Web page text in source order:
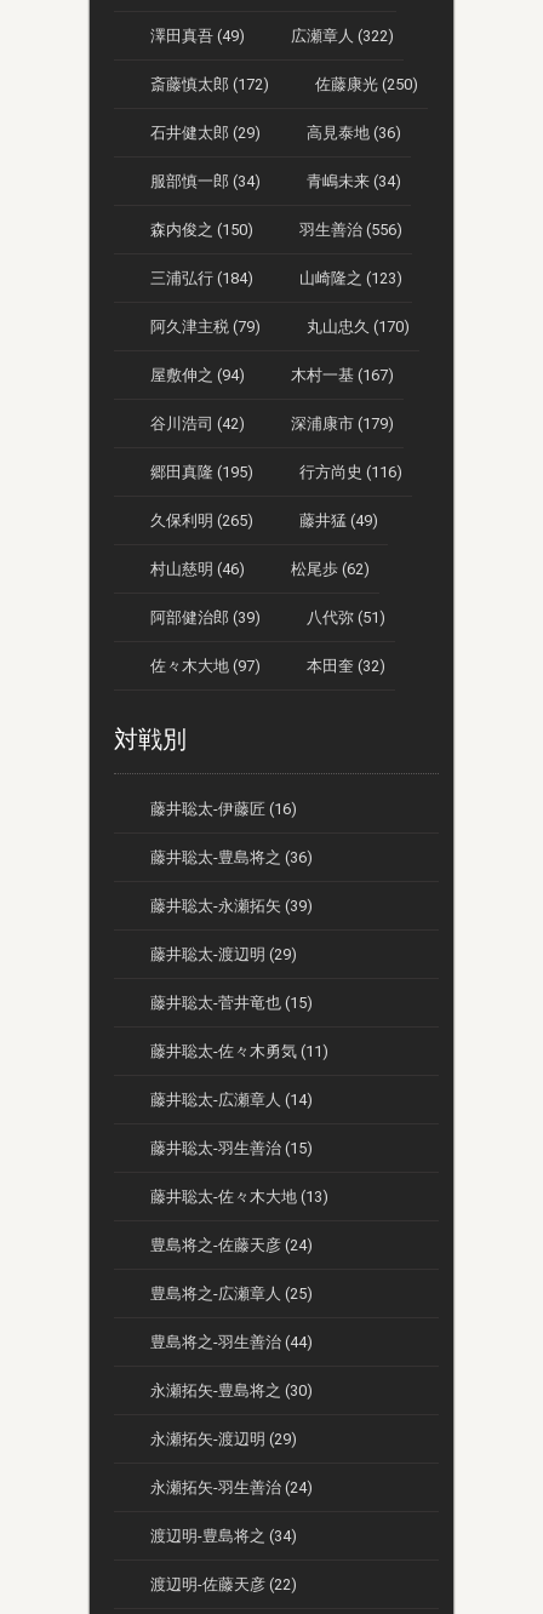
澤田真吾 (49) 広瀬章人 (322)
斎藤慎太郎 (172) 佐藤康光 (250)
石井健太郎 (29) 高見泰地 (36)
服部慎一郎 (34) 青嶋未来 (34)
森内俊之 (150) 羽生善治 (556)
三浦弘行 (184) 山崎隆之 (123)
阿久津主税 (79) 丸山忠久 (170)
屋敷伸之 (94) 木村一基 (167)
谷川浩司 (42) 深浦康市 (179)
郷田真隆 (195) 行方尚史 (116)
久保利明 (265) 藤井猛 (49)
村山慈明 (46) 松尾歩 (62)
阿部健治郎 (39) 八代弥 (51)
佐々木大地 (97) 本田奎 (32)
対戦別
藤井聡太-伊藤匠 (16)
藤井聡太-豊島将之 (36)
藤井聡太-永瀬拓矢 (39)
藤井聡太-渡辺明 (29)
藤井聡太-菅井竜也 (15)
藤井聡太-佐々木勇気 (11)
藤井聡太-広瀬章人 (14)
藤井聡太-羽生善治 (15)
藤井聡太-佐々木大地 (13)
豊島将之-佐藤天彦 (24)
豊島将之-広瀬章人 (25)
豊島将之-羽生善治 (44)
永瀬拓矢-豊島将之 (30)
永瀬拓矢-渡辺明 (29)
永瀬拓矢-羽生善治 (24)
渡辺明-豊島将之 (34)
渡辺明-佐藤天彦 (22)